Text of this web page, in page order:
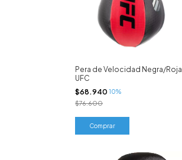
Pera de Velocidad Negra/Roja
UFC
$68.940 10%
$76.600